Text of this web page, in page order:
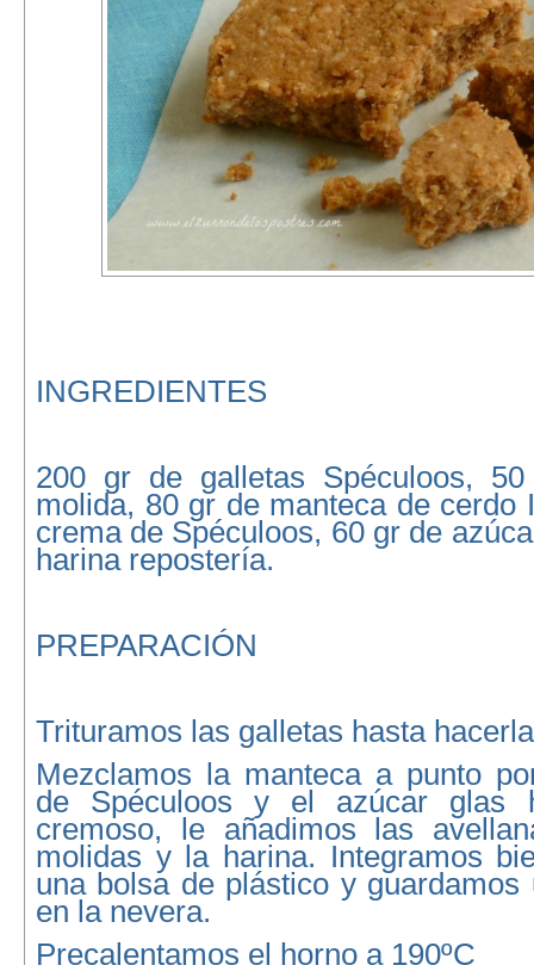
INGREDIENTES
200 gr de galletas Spéculoos,
molida, 80 gr de manteca de cerdo
crema de Spéculoos, 60 gr de
harina repostería.
PREPARACIÓN
Trituramos las galletas hasta
Mezclamos la manteca a punto
de Spéculoos y el azúcar glas
cremoso, le añadimos las
molidas y la harina. Integramos
una bolsa de plástico y
en la nevera.
Precalentamos el horno a 190ºC